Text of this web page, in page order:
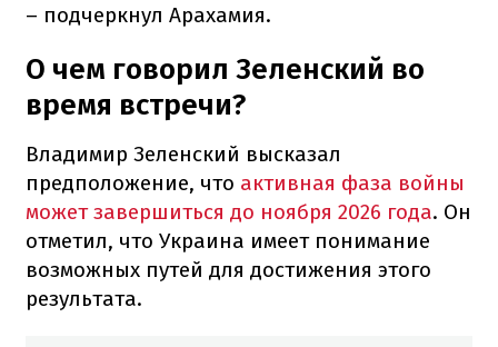
– подчеркнул Арахамия.
О чем говорил Зеленский во
время встречи?
Владимир Зеленский высказал
предположение, что активная фаза войны
может завершиться до ноября 2026 года. Он
отметил, что Украина имеет понимание
возможных путей для достижения этого
результата.